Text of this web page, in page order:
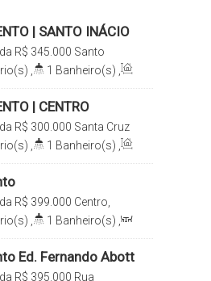
| SANTO INÁCIO
R$ 345.000 Santo
do Sul, Rio Grande
1 Banheiro(s)
| CENTRO
R$ 300.000 Santa Cruz
do Sul, Brasil
1 Banheiro(s)
R$ 399.000 Centro,
Sul, Rio Grande do Sul,
1 Banheiro(s)
Ed. Fernando Abott
R$ 395.000 Rua